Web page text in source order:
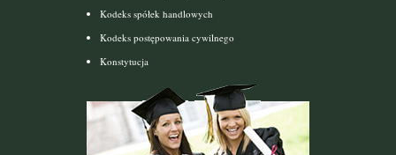
Kodeks spółek handlowych
Kodeks postępowania cywilnego
Konstytucja